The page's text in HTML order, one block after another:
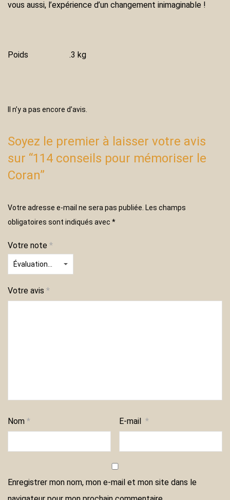
vous aussi, l’expérience d’un changement inimaginable !
Poids .3 kg
Il n’y a pas encore d’avis.
Soyez le premier à laisser votre avis
sur “114 conseils pour mémoriser le
Coran”
Votre adresse e-mail ne sera pas publiée. Les champs
obligatoires sont indiqués avec *
Votre note *
Votre avis *
Nom * E-mail*
Enregistrer mon nom, mon e-mail et mon site dans le